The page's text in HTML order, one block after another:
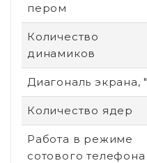
пером
Количество
динамиков
Диагональ экрана, "
Количество ядер
Работа в режиме
сотового телефона